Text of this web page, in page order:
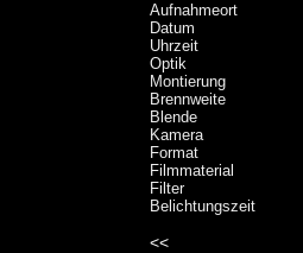
Aufnahmeort
Datum
Uhrzeit
Optik
Montierung
Brennweite
Blende
Kamera
Format
Filmmaterial
Filter
Belichtungszeit
<<